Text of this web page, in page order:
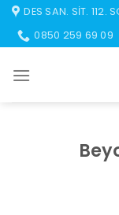
İçeriğe
atla
DES SAN. SIT. 112.
0850 259 69 09